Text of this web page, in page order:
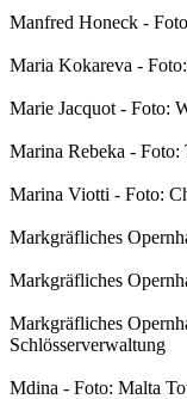
Manfred Honeck -
Maria Kokareva -
Marie Jacquot - Foto:
Marina Rebeka - Foto:
Marina Viotti - Foto:
Markgräfliches
Markgräfliches
Markgräfliches
Schlösserverwaltung
Mdina - Foto: Malta